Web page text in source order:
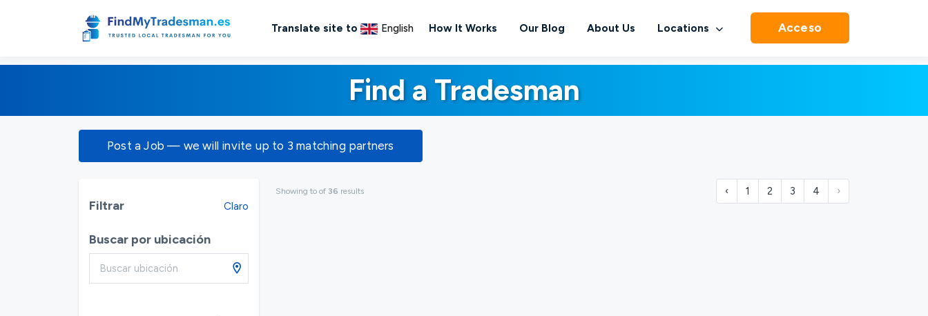
Translate site to English How It Works Our Blog About Us Locations Acceso
Find a Tradesman
Post a Job — we will invite up to 3 matching partners
Filtrar Claro
Buscar por ubicación
Showing to of 36 results ‹ 1 2 3 4 ›